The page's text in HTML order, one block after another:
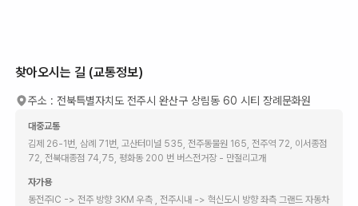
찾아오시는 길 (교통정보)
주소 : 전북특별자치도 전주시 완산구 상림동 60 시티 장례문화원
대중교통
김제 26-1번, 삼례 71번, 고산터미널 535, 전주동물원 165, 전주역 72, 이서종점
72, 전북대종점 74,75, 평화동 200 번 버스전거장 - 만절리고개
자가용
동전주IC -> 전주 방향 3KM 우측 , 전주시내 -> 혁신도시 방향 좌측 그랜드 자동차